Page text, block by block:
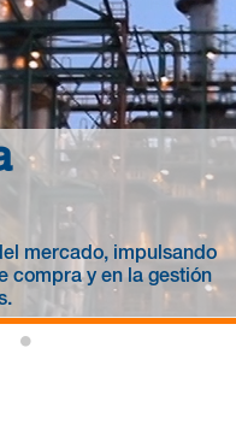
mercado, impulsando
compra y en la gestión